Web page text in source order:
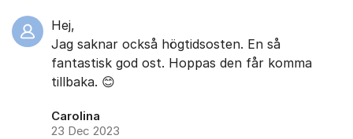
Hej,
Jag saknar också högtidsosten. En så
fantastisk god ost. Hoppas den får komma
tillbaka. 😊
Carolina
23 Dec 2023